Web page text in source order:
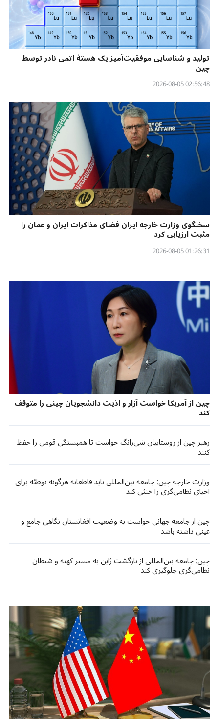
تولید و شناسایی موفقیت‌آمیز یک هستهٔ اتمی نادر توسط
چین
02:56:48 2026-08-05
سخنگوی وزارت خارجه ایران فضای مذاکرات ایران و عمان را
مثبت ارزیابی کرد
01:26:31 2026-08-05
چین از آمریکا خواست آزار و اذیت دانشجویان چینی را متوقف
کند
رهبر چین از روستاییان شی‌زانگ خواست تا همبستگی قومی را حفظ
کنند
وزارت خارجه چین: جامعه بین‌المللی باید قاطعانه هرگونه توطئه برای
احیای نظامی‌گری را خنثی کند
چین از جامعه جهانی خواست به وضعیت افغانستان نگاهی جامع و
عینی داشته باشد​​
چین: جامعه بین‌المللی از بازگشت ژاپن به مسیر کهنه و شیطان
نظامی‌گری جلوگیری کند